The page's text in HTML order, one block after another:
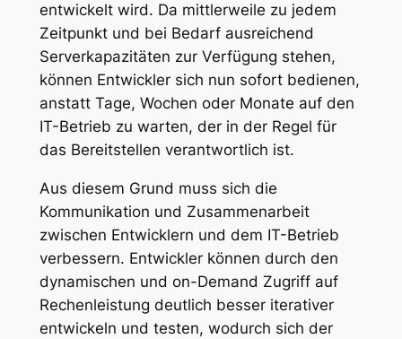
entwickelt wird. Da mittlerweile zu jedem
Zeitpunkt und bei Bedarf ausreichend
Serverkapazitäten zur Verfügung stehen,
können Entwickler sich nun sofort bedienen,
anstatt Tage, Wochen oder Monate auf den
IT-Betrieb zu warten, der in der Regel für
das Bereitstellen verantwortlich ist.
Aus diesem Grund muss sich die
Kommunikation und Zusammenarbeit
zwischen Entwicklern und dem IT-Betrieb
verbessern. Entwickler können durch den
dynamischen und on-Demand Zugriff auf
Rechenleistung deutlich besser iterativer
entwickeln und testen, wodurch sich der